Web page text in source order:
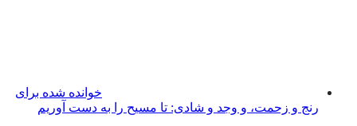
خوانده شده برای
رنج و زحمت، و وجد و شادی: تا مسیح را به دست آوریم